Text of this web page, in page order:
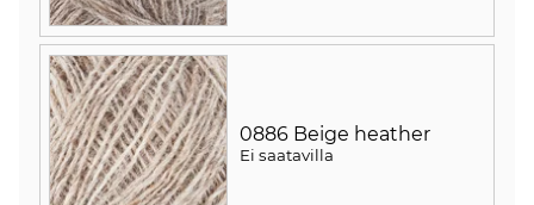
0886 Beige heather
Ei saatavilla